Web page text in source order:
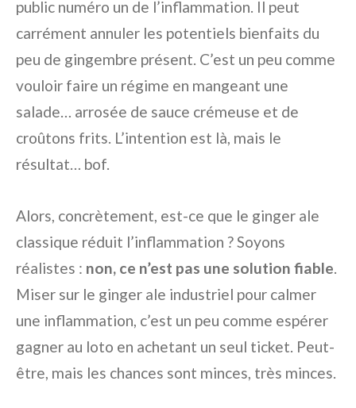
public numéro un de l’inflammation. Il peut
carrément annuler les potentiels bienfaits du
peu de gingembre présent. C’est un peu comme
vouloir faire un régime en mangeant une
salade… arrosée de sauce crémeuse et de
croûtons frits. L’intention est là, mais le
résultat… bof.
Alors, concrètement, est-ce que le ginger ale
classique réduit l’inflammation ? Soyons
réalistes : non, ce n’est pas une solution fiable.
Miser sur le ginger ale industriel pour calmer
une inflammation, c’est un peu comme espérer
gagner au loto en achetant un seul ticket. Peut-
être, mais les chances sont minces, très minces.